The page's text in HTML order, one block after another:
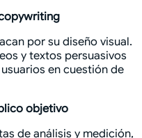
por su diseño visual.
y textos persuasivos
en cuestión de
objetivo
de análisis y medición,